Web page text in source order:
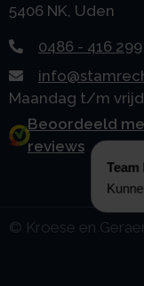
5406 NK, Uden
0486 - 416 299
Maandag t/m
Beoordeeld
reviews
© Kroese en